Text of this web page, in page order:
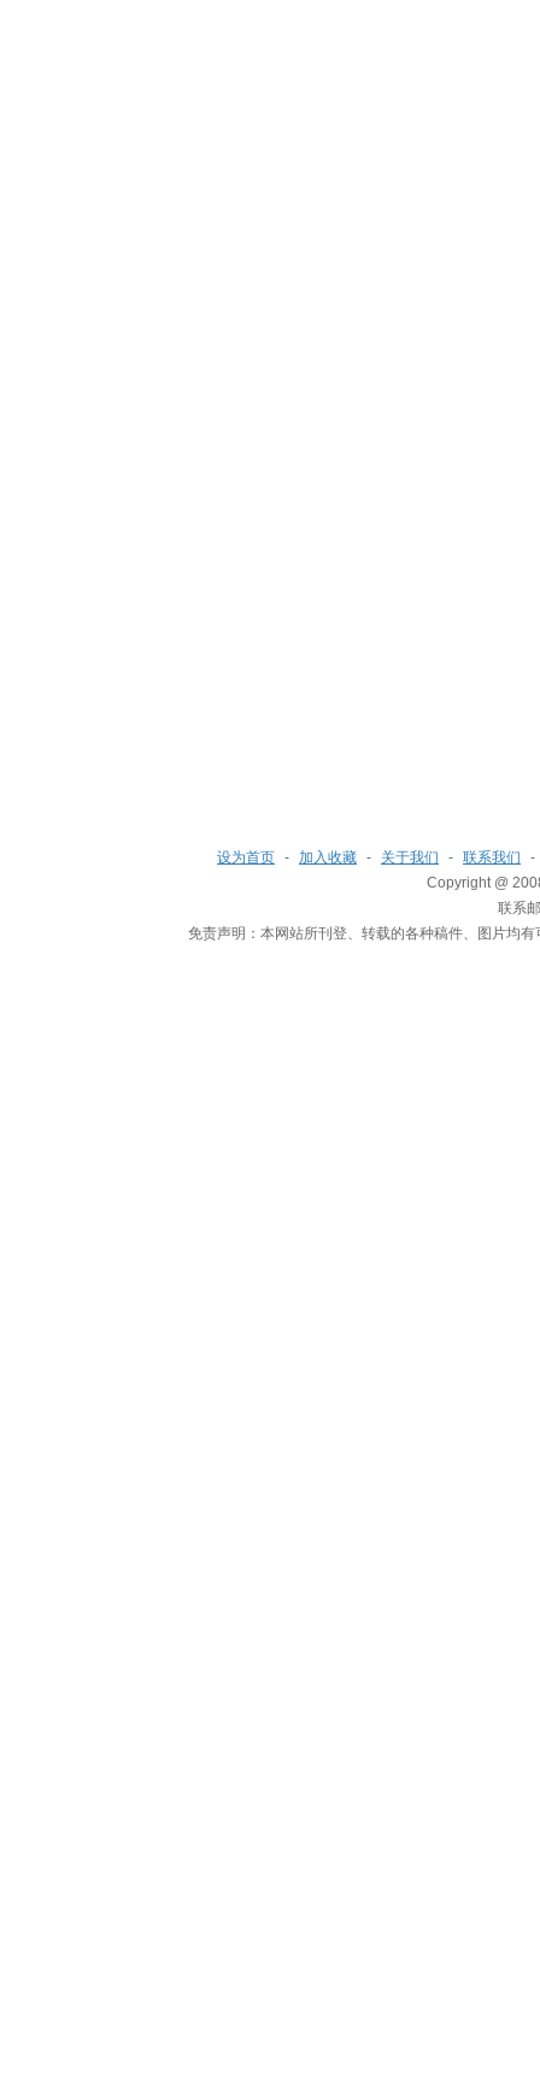
设为首页 - 加入收藏 - 关于我们 - 联系我们
-
Copyright @
联系
免责声明：本网站所刊登、转载的各种稿件、图片均